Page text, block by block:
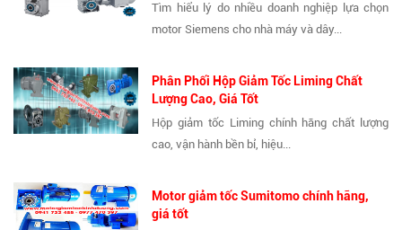
Tìm hiểu lý do nhiều doanh nghiệp lựa chọn
motor Siemens cho nhà máy và dây...
Phân Phối Hộp Giảm Tốc Liming Chất
Lượng Cao, Giá Tốt
Hộp giảm tốc Liming chính hãng chất lượng
cao, vận hành bền bỉ, hiệu...
Motor giảm tốc Sumitomo chính hãng,
giá tốt